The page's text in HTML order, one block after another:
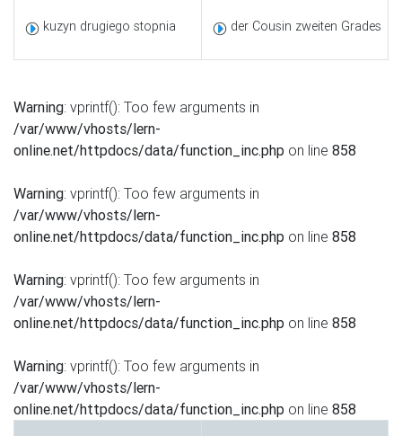
kuzyn drugiego stopnia der Cousin zweiten Grades
Warning: vprintf(): Too few arguments in
/var/www/vhosts/lern-
online.net/httpdocs/data/function_inc.php on line 858
Warning: vprintf(): Too few arguments in
/var/www/vhosts/lern-
online.net/httpdocs/data/function_inc.php on line 858
Warning: vprintf(): Too few arguments in
/var/www/vhosts/lern-
online.net/httpdocs/data/function_inc.php on line 858
Warning: vprintf(): Too few arguments in
/var/www/vhosts/lern-
online.net/httpdocs/data/function_inc.php on line 858